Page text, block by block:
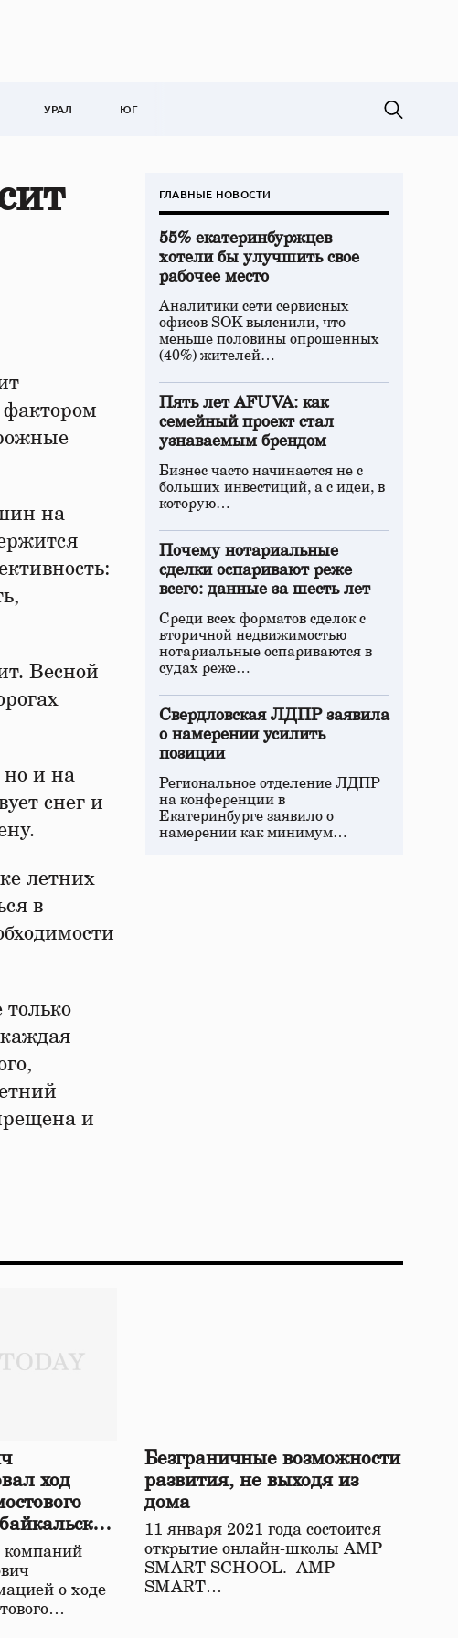
УРАЛ ЮГ
на
Весной
но и на
снег и
летних
в
и
ГЛАВНЫЕ НОВОСТИ
55% екатеринбуржцев
хотели бы улучшить свое
рабочее место
Аналитики сети сервисных
офисов SOK выяснили, что
меньше половины опрошенных
(40%) жителей…
Пять лет AFUVA: как
семейный проект стал
узнаваемым брендом
Бизнес часто начинается не с
больших инвестиций, а с идеи, в
которую…
Почему нотариальные
сделки оспаривают реже
всего: данные за шесть лет
Среди всех форматов сделок с
вторичной недвижимостью
нотариальные оспариваются в
судах реже…
Свердловская ЛДПР заявила
о намерении усилить
позиции
Региональное отделение ЛДПР
на конференции в
Екатеринбурге заявило о
намерении как минимум…
ход
о ходе
Безграничные возможности
развития, не выходя из
дома
11 января 2021 года состоится
открытие онлайн-школы АМР
SMART SCHOOL. АМР
SMART…